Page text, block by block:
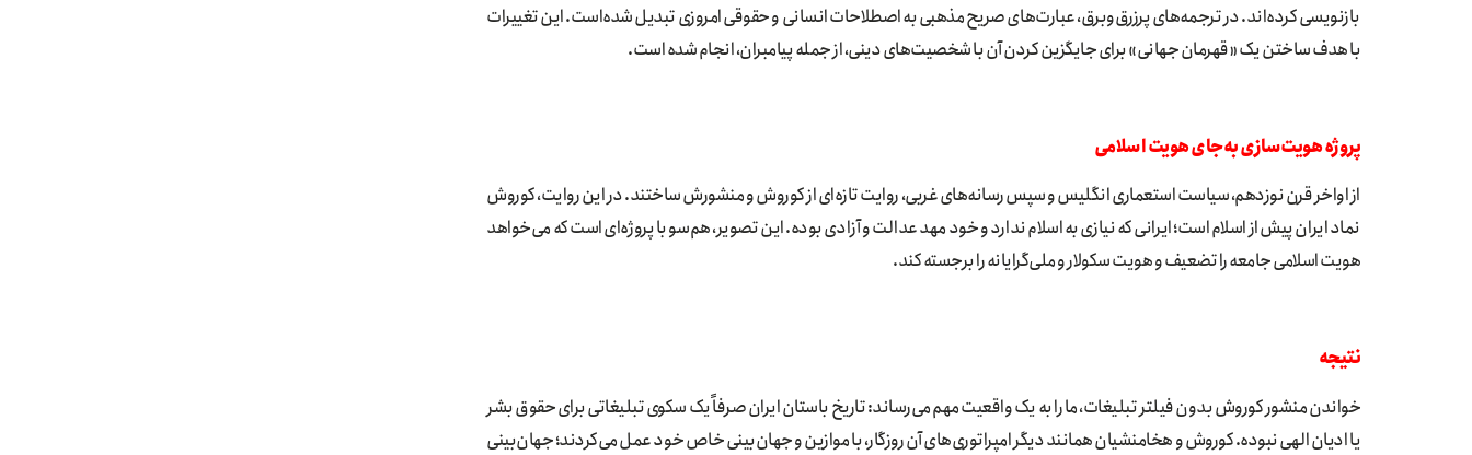
بازنویسی کرده‌اند. در ترجمه‌های پرزرق‌وبرق، عبارت‌های صریح مذهبی به اصطلاحات انسانی و حقوقی امروزی تبدیل شده‌است. این تغییرات
با هدف ساختن یک «قهرمان جهانی» برای جایگزین کردن آن با شخصیت‌های دینی، از جمله پیامبران، انجام شده است.
پروژه هویت‌سازی به‌جای هویت اسلامی
از اواخر قرن نوزدهم، سیاست استعماری انگلیس و سپس رسانه‌های غربی، روایت تازه‌ای از کوروش و منشورش ساختند. در این روایت، کوروش
نماد ایران پیش از اسلام است؛ ایرانی که نیازی به اسلام ندارد و خود مهد عدالت و آزادی بوده. این تصویر، هم‌سو با پروژه‌ای است که می‌خواهد
هویت اسلامی جامعه را تضعیف و هویت سکولار و ملی‌گرایانه را برجسته کند.
نتیجه
خواندن منشور کوروش بدون فیلتر تبلیغات، ما را به یک واقعیت مهم می‌رساند: تاریخ باستان ایران صرفاً یک سکوی تبلیغاتی برای حقوق بشر
یا ادیان الهی نبوده. کوروش و هخامنشیان همانند دیگر امپراتوری‌های آن روزگار، با موازین و جهان‌بینی خاص خود عمل می‌کردند؛ جهان‌بینی